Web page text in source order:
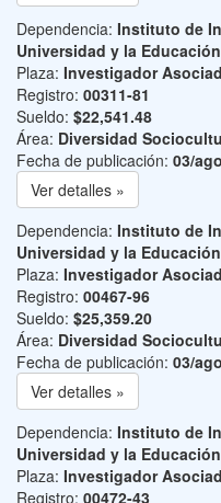
Dependencia: Instituto de
Universidad y la Educación
Plaza: Investigador
Registro: 00311-81
Sueldo: $22,541.48
Área: Diversidad
Fecha de publicación: 03/
Ver detalles »
Dependencia: Instituto de
Universidad y la Educación
Plaza: Investigador
Registro: 00467-96
Sueldo: $25,359.20
Área: Diversidad
Fecha de publicación: 03/
Ver detalles »
Dependencia: Instituto de
Universidad y la Educación
Plaza: Investigador
Registro: 00472-43